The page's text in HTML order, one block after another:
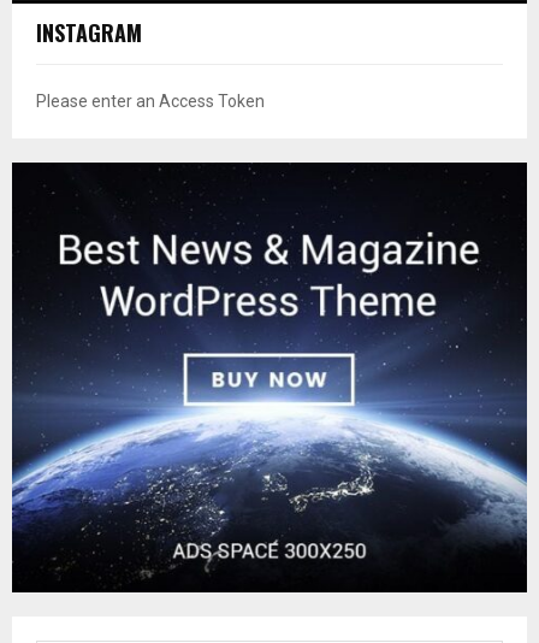
INSTAGRAM
Please enter an Access Token